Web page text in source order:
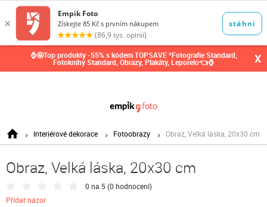
⌚🤩Top produkty -55% s kódem TOPSAVE *Fotografie Standard,
Fotoknihy Standard, Obrazy, Plakáty, Leporelo👈⌚ X
Interiérové dekorace Fotoobrazy Obraz, Velká láska, 20x30 cm
Obraz, Velká láska, 20x30 cm
0 na 5 (0 hodnocení)
Přidat názor